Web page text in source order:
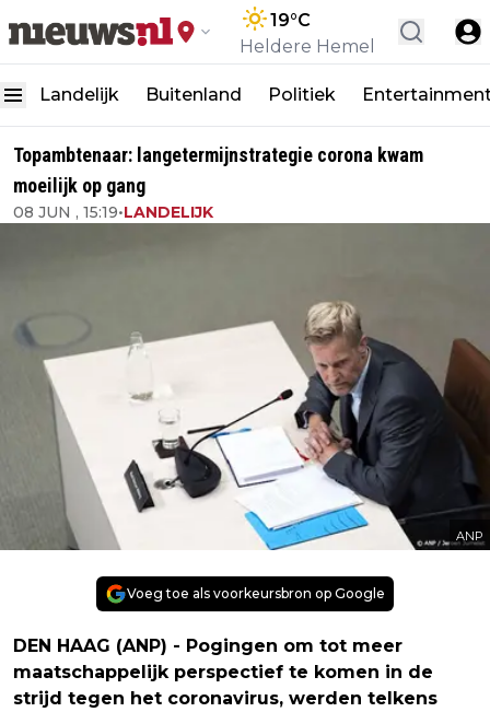
19°C
Heldere Hemel
Landelijk Buitenland Politiek
Topambtenaar: langetermijnstrategie corona kwam
moeilijk op gang
08 JUN , 15:19•LANDELIJK
ANP
Voeg toe als voorkeursbron op Google
DEN HAAG (ANP) - Pogingen om tot meer
maatschappelijk perspectief te komen in de
strijd tegen het coronavirus, werden telkens